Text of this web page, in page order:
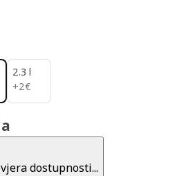
2.3 l
+2€
2€
dostupnosti...